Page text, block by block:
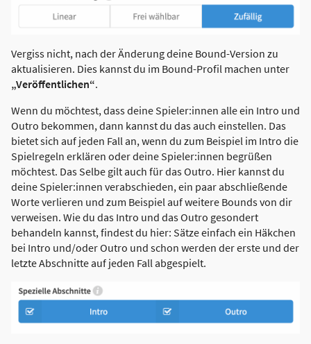
Vergiss nicht, nach der Änderung deine Bound-Version zu
aktualisieren. Dies kannst du im Bound-Profil machen unter
„Veröffentlichen“.
Wenn du möchtest, dass deine Spieler:innen alle ein Intro und
Outro bekommen, dann kannst du das auch einstellen. Das
bietet sich auf jeden Fall an, wenn du zum Beispiel im Intro die
Spielregeln erklären oder deine Spieler:innen begrüßen
möchtest. Das Selbe gilt auch für das Outro. Hier kannst du
deine Spieler:innen verabschieden, ein paar abschließende
Worte verlieren und zum Beispiel auf weitere Bounds von dir
verweisen. Wie du das Intro und das Outro gesondert
behandeln kannst, findest du hier: Sätze einfach ein Häkchen
bei Intro und/oder Outro und schon werden der erste und der
letzte Abschnitte auf jeden Fall abgespielt.